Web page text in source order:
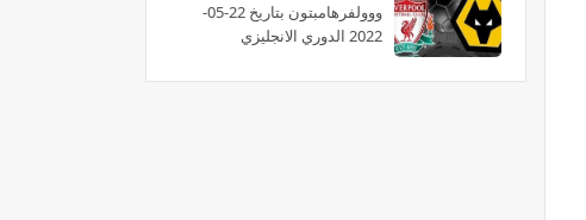
ووولفرهامبتون بتاريخ 22-05-
2022 الدوري الانجليزي